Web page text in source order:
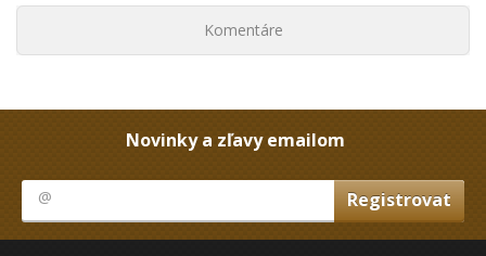
Komentáre
Novinky a zľavy emailom